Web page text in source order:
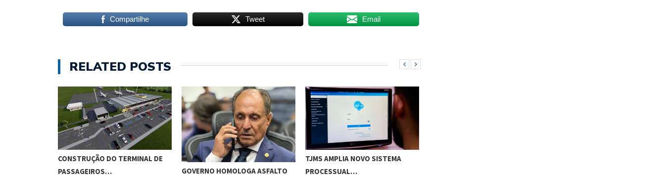
Compartilhe Tweet Email
RELATED POSTS
CONSTRUÇÃO DO TERMINAL DE
PASSAGEIROS…
GOVERNO HOMOLOGA ASFALTO
TJMS AMPLIA NOVO SISTEMA
PROCESSUAL…